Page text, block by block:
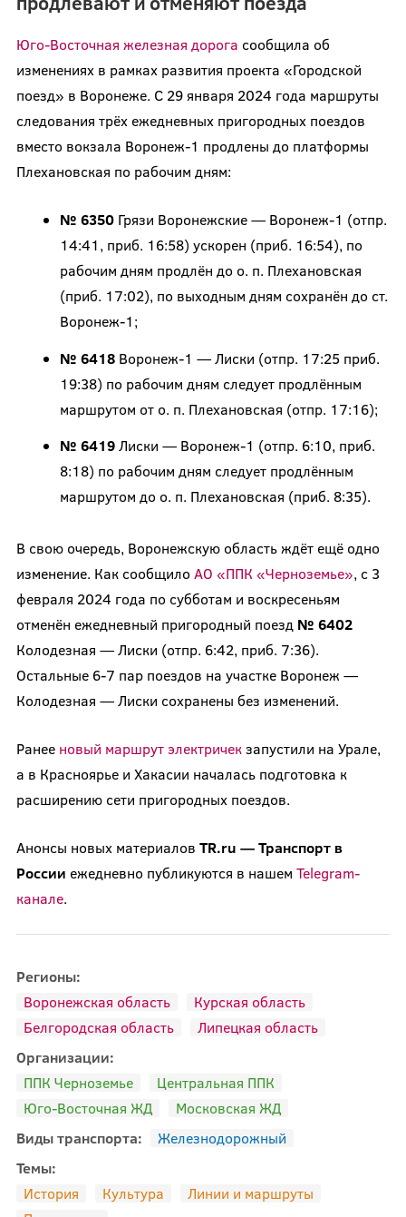
Юго-Восточная железная дорога сообщила об
изменениях в рамках развития проекта «Городской
поезд» в Воронеже. С 29 января 2024 года маршруты
следования трёх ежедневных пригородных поездов
вместо вокзала Воронеж-1 продлены до платформы
Плехановская по рабочим дням:
№ 6350Грязи Воронежские — Воронеж-1 (отпр.
14:41, приб. 16:58) ускорен (приб. 16:54), по
рабочим дням продлён до о. п. Плехановская
(приб. 17:02), по выходным дням сохранён до ст.
Воронеж-1;
№ 6418Воронеж-1 — Лиски (отпр. 17:25 приб.
19:38) по рабочим дням следует продлённым
маршрутом от о. п. Плехановская (отпр. 17:16);
№ 6419Лиски — Воронеж-1 (отпр. 6:10, приб.
8:18) по рабочим дням следует продлённым
маршрутом до о. п. Плехановская (приб. 8:35).
В свою очередь, Воронежскую область ждёт ещё одно
изменение. Как сообщило АО «ППК «Черноземье», с 3
февраля 2024 года по субботам и воскресеньям
отменён ежедневный пригородный поезд № 6402
Колодезная — Лиски (отпр. 6:42, приб. 7:36).
Остальные 6-7 пар поездов на участке Воронеж —
Колодезная — Лиски сохранены без изменений.
Ранее новый маршрут электричекзапустили на Урале,
а в Красноярье и Хакасии началась подготовка к
расширению сети пригородных поездов.
Анонсы новых материалов TR.ru — Транспорт в
России ежедневно публикуются в нашем Telegram-
канале.
Регионы:
Воронежская область
Курская область
Белгородская область
Липецкая область
Организации:
ППК Черноземье
Центральная ППК
Юго-Восточная ЖД
Московская ЖД
Виды транспорта:
Железнодорожный
Темы:
История
Культура
Линии и маршруты